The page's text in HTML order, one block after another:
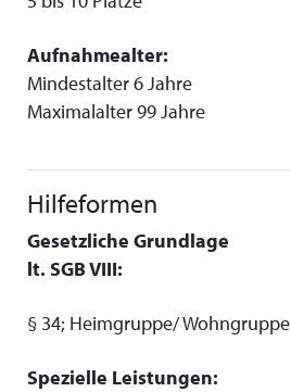
Aufnahmealter:
Mindestalter 6 Jahre
Maximalalter 99 Jahre
Hilfeformen
Gesetzliche Grundlage
lt. SGB VIII:
§ 34; Heimgruppe/ Wohngruppe
Spezielle Leistungen: